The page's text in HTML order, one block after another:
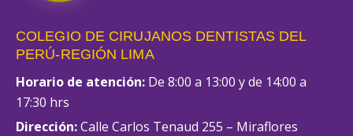
COLEGIO DE CIRUJANOS DENTISTAS DEL
PERÚ-REGIÓN LIMA
Horario de atención: De 8:00 a 13:00 y de 14:00 a
17:30 hrs
Dirección:Calle Carlos Tenaud 255 – Miraflores